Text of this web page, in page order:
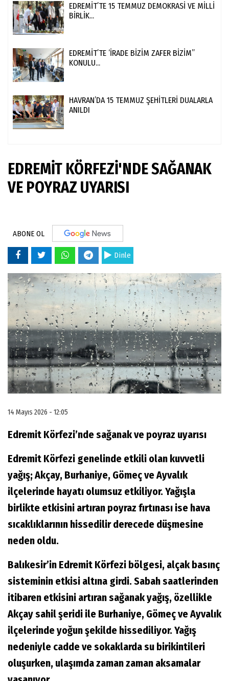
EDREMİT’TE 15 TEMMUZ DEMOKRASİ VE MİLLİ
BİRLİK...
EDREMİT’TE ‘İRADE BİZİM ZAFER BİZİM”
KONULU...
HAVRAN’DA 15 TEMMUZ ŞEHİTLERİ DUALARLA
ANILDI
EDREMİT KÖRFEZİ'NDE SAĞANAK
VE POYRAZ UYARISI
ABONE OL
Dinle
14 Mayıs 2026 - 12:05
Edremit Körfezi’nde sağanak ve poyraz uyarısı
Edremit Körfezi genelinde etkili olan kuvvetli
yağış; Akçay, Burhaniye, Gömeç ve Ayvalık
ilçelerinde hayatı olumsuz etkiliyor. Yağışla
birlikte etkisini artıran poyraz fırtınası ise hava
sıcaklıklarının hissedilir derecede düşmesine
neden oldu.
Balıkesir’in Edremit Körfezi bölgesi, alçak basınç
sisteminin etkisi altına girdi. Sabah saatlerinden
itibaren etkisini artıran sağanak yağış, özellikle
Akçay sahil şeridi ile Burhaniye, Gömeç ve Ayvalık
ilçelerinde yoğun şekilde hissediliyor. Yağış
nedeniyle cadde ve sokaklarda su birikintileri
oluşurken, ulaşımda zaman zaman aksamalar